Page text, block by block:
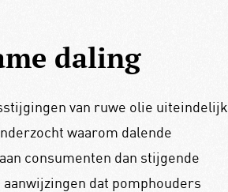
daling
van ruwe olie uiteindelijk
waarom dalende
consumenten dan stijgende
dat pomphouders